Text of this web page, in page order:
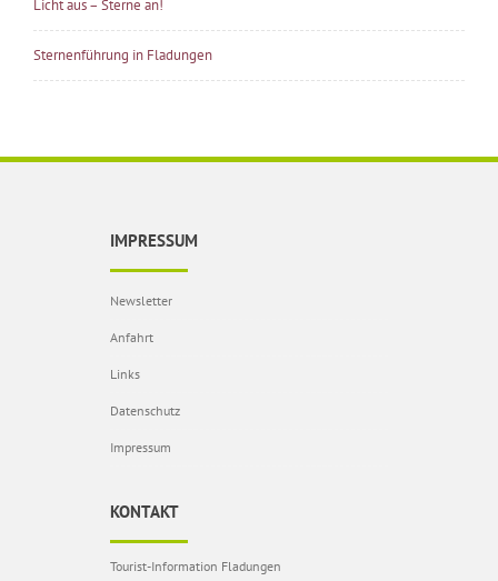
Licht aus – Sterne an!
Sternenführung in Fladungen
IMPRESSUM
Newsletter
Anfahrt
Links
Datenschutz
Impressum
KONTAKT
Tourist-Information Fladungen